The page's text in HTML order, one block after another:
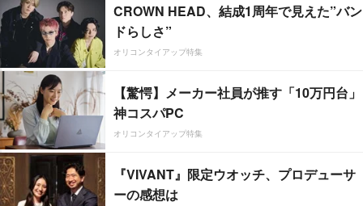
CROWN HEAD、結成1周年で見えた”バン
ドらしさ”
オリコンタイアップ特集
【驚愕】メーカー社員が推す「10万円台」
神コスパPC
オリコンタイアップ特集
『VIVANT』限定ウオッチ、プロデューサ
ーの感想は